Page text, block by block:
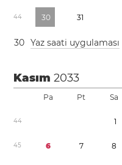
44 30 31
30 Yaz saati uygulaması
Kasım2033
Pa Pt Sa
44 1
45 6 7 8